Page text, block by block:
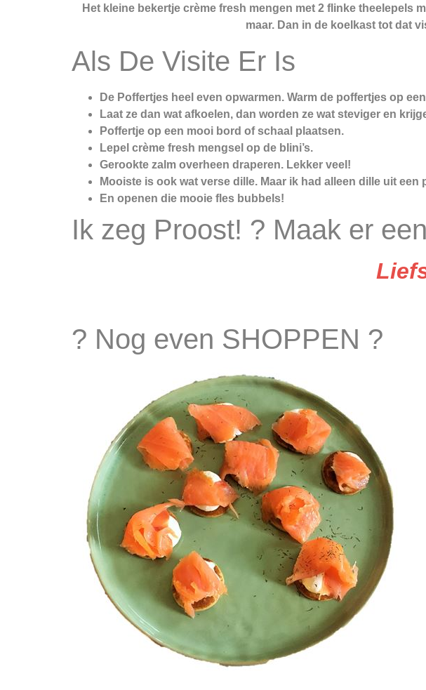
Het kleine bekertje crème fresh mengen met 2 flinke theelepels
maar. Dan in de koelkast tot dat
Als De Visite Er Is
De Poffertjes heel even opwarmen. Warm de poffertjes op
Laat ze dan wat afkoelen, dan worden ze wat steviger en
Poffertje op een mooi bord of schaal plaatsen.
Lepel crème fresh mengsel op de blini’s.
Gerookte zalm overheen draperen. Lekker veel!
Mooiste is ook wat verse dille. Maar ik had alleen dille uit een
En openen die mooie fles bubbels!
Ik zeg Proost! ? Maak er
? Nog even SHOPPEN ?